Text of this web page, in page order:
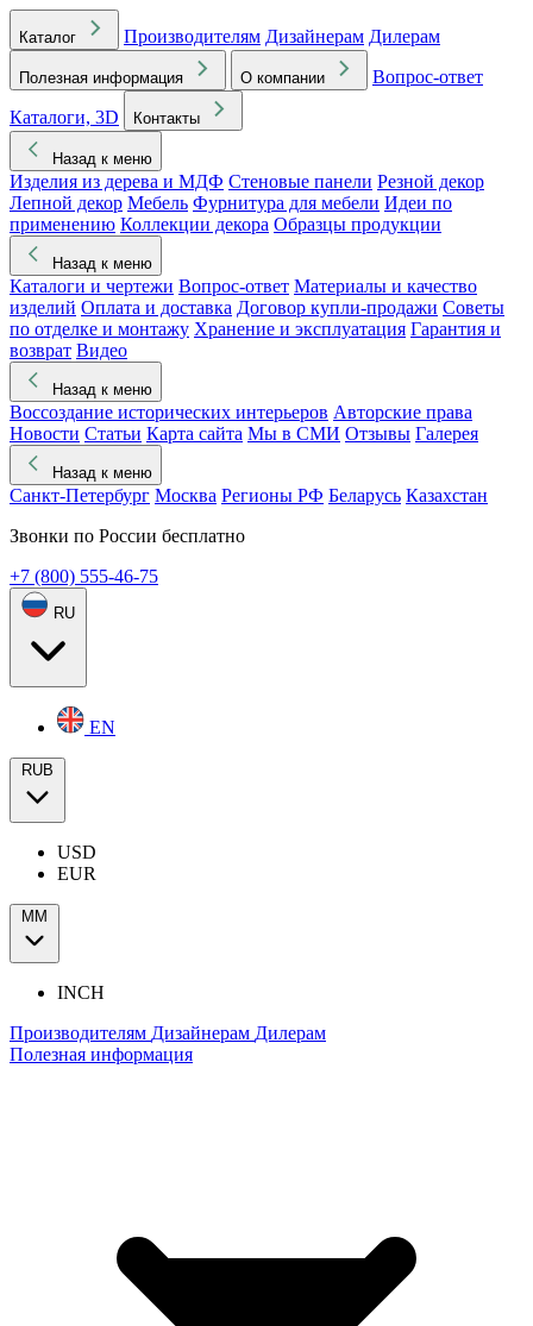
Каталог Производителям Дизайнерам Дилерам
Полезная информация О компании
Вопрос-ответ
Каталоги, 3D
Контакты
Назад к меню
Изделия из дерева и МДФ Стеновые панели Резной декор
Лепной декор Мебель Фурнитура для мебели Идеи по
применению Коллекции декора Образцы продукции
Назад к меню
Каталоги и чертежи Вопрос-ответ Материалы и качество
изделий Оплата и доставка Договор купли-продажи Советы
по отделке и монтажу Хранение и эксплуатация Гарантия и
возврат Видео
Назад к меню
Воссоздание исторических интерьеров Авторские права
Новости Статьи Карта сайта Мы в СМИ Отзывы Галерея
Назад к меню
Санкт-Петербург Москва Регионы РФ Беларусь Казахстан
Звонки по России бесплатно
+7 (800) 555-46-75
RU
EN
RUB
USD
EUR
ММ
INCH
Производителям Дизайнерам Дилерам
Полезная информация